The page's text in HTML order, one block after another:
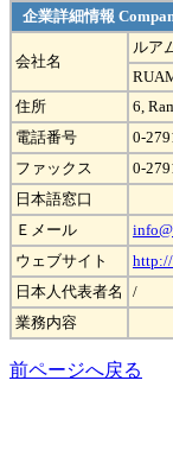
企業詳細情報
会社名
ルア
住所
6,
電話番号
0-
ファックス
0-
日本語窓口
Ｅメール
ウェブサイト
http://
日本人代表者名
/
業務内容
前ページへ戻る